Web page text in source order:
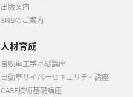
出版案内
SNSのご案内
人材育成
自動車工学基礎講座
自動車サイバーセキュリティ講座
CASE技術基礎講座